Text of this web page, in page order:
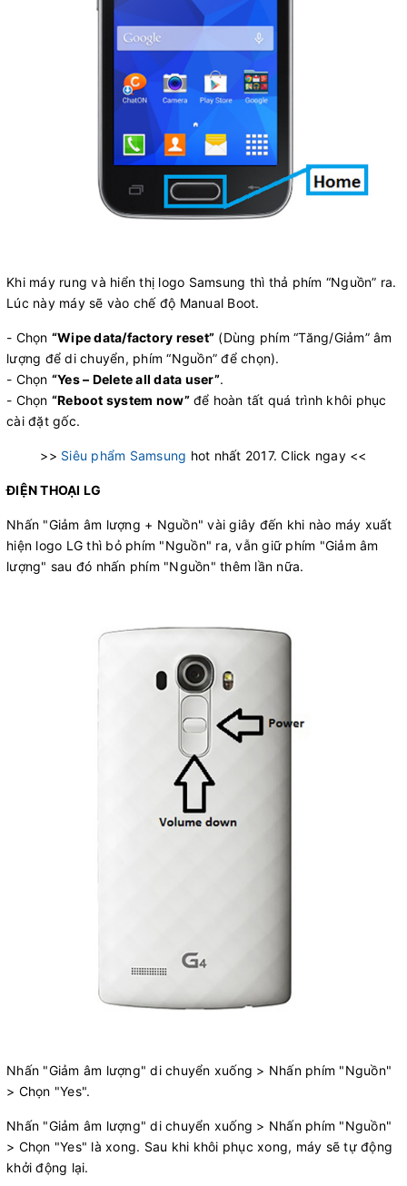
Khi máy rung và hiển thị logo Samsung thì thả phím “Nguồn” ra.
Lúc này máy sẽ vào chế độ Manual Boot.
- Chọn “Wipe data/factory reset” (Dùng phím “Tăng/Giảm” âm
lượng để di chuyển, phím “Nguồn” để chọn).
- Chọn “Yes – Delete all data user”.
- Chọn “Reboot system now” để hoàn tất quá trình khôi phục
cài đặt gốc.
>> Siêu phẩm Samsung hot nhất 2017. Click ngay <<
ĐIỆN THOẠI LG
Nhấn "Giảm âm lượng + Nguồn" vài giây đến khi nào máy xuất
hiện logo LG thì bỏ phím "Nguồn" ra, vẫn giữ phím "Giảm âm
lượng" sau đó nhấn phím "Nguồn" thêm lần nữa.
​​Nhấn "Giảm âm lượng" di chuyển xuống > Nhấn phím "Nguồn"
> Chọn "Yes".
Nhấn "Giảm âm lượng" di chuyển xuống > Nhấn phím "Nguồn"
> Chọn "Yes" là xong. Sau khi khôi phục xong, máy sẽ tự động
khởi động lại.